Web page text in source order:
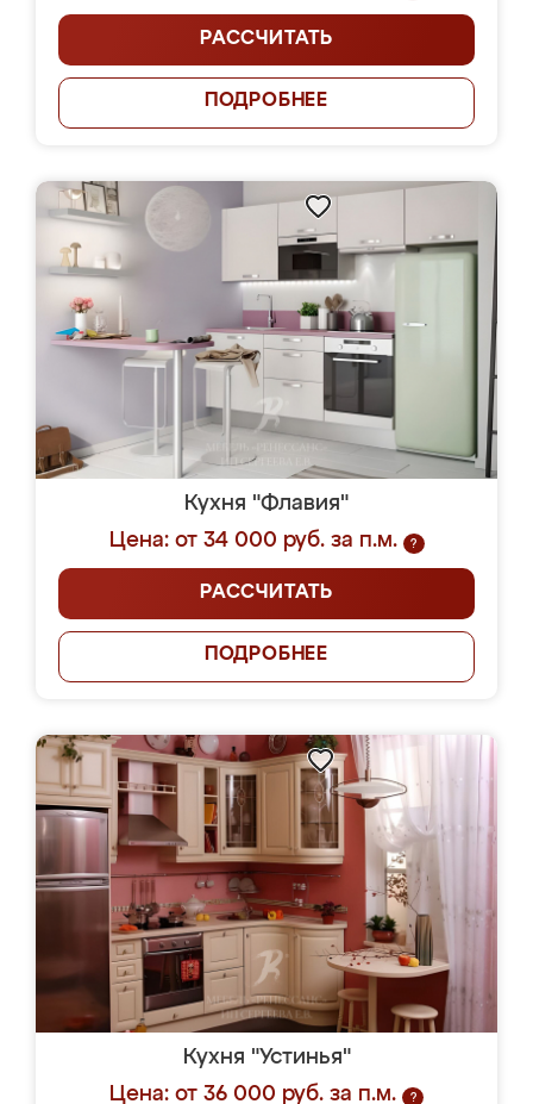
РАССЧИТАТЬ
ПОДРОБНЕЕ
Кухня "Флавия"
Цена: от 34 000 руб. за п.м.
?
РАССЧИТАТЬ
ПОДРОБНЕЕ
Кухня "Устинья"
Цена: от 36 000 руб. за п.м.
?